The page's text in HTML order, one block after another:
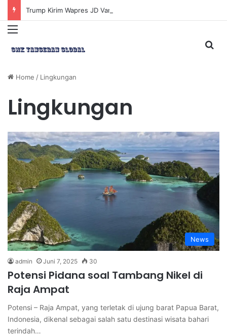
Menu
Home / Lingkungan
Lingkungan
News
admin Juni 7, 2025 30
Potensi Pidana soal Tambang Nikel di
Raja Ampat
Potensi – Raja Ampat, yang terletak di ujung barat Papua Barat,
Indonesia, dikenal sebagai salah satu destinasi wisata bahari
terindah…